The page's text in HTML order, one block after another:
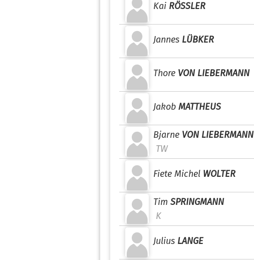
Kai RÖSSLER
Jannes LÜBKER
Thore VON LIEBERMANN
Jakob MATTHEUS
Bjarne VON LIEBERMANN
TW
Fiete Michel WOLTER
Tim SPRINGMANN
K
Julius LANGE